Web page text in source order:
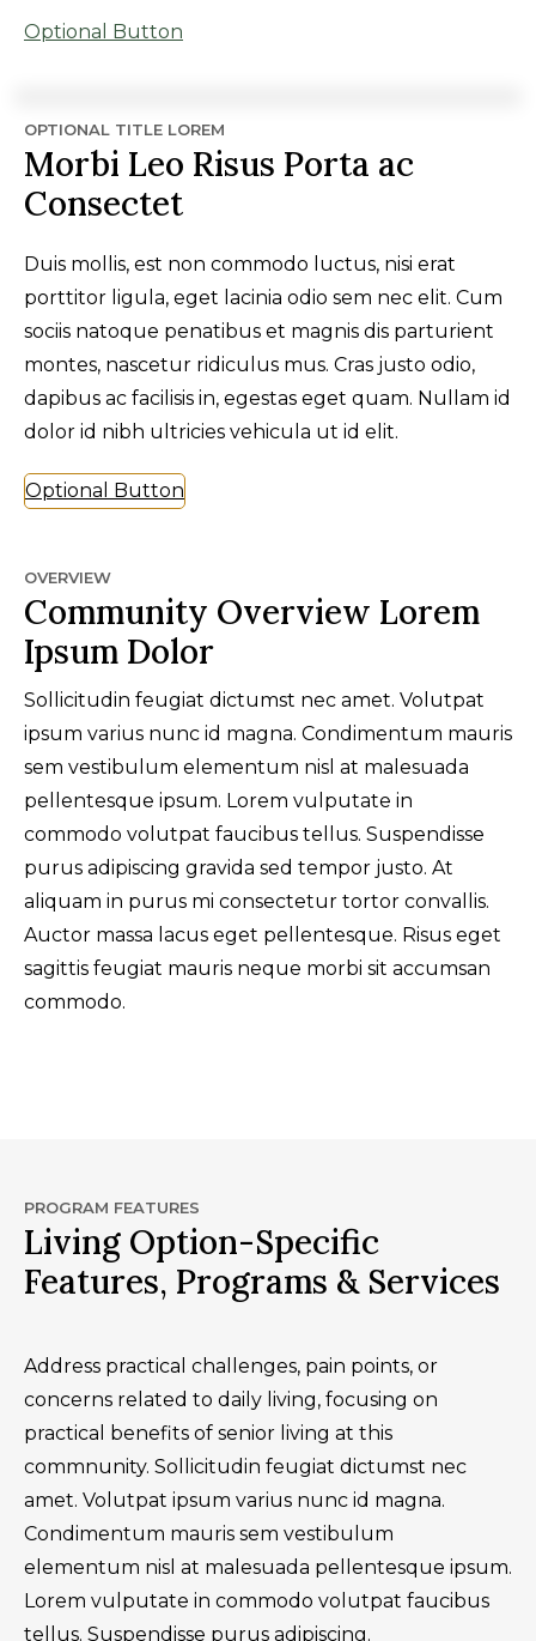
Optional Button
OPTIONAL TITLE LOREM
Morbi Leo Risus Porta ac
Consectet
Duis mollis, est non commodo luctus, nisi erat
porttitor ligula, eget lacinia odio sem nec elit. Cum
sociis natoque penatibus et magnis dis parturient
montes, nascetur ridiculus mus. Cras justo odio,
dapibus ac facilisis in, egestas eget quam. Nullam id
dolor id nibh ultricies vehicula ut id elit.
Optional Button
OVERVIEW
Community Overview Lorem
Ipsum Dolor
Sollicitudin feugiat dictumst nec amet. Volutpat
ipsum varius nunc id magna. Condimentum mauris
sem vestibulum elementum nisl at malesuada
pellentesque ipsum. Lorem vulputate in
commodo volutpat faucibus tellus. Suspendisse
purus adipiscing gravida sed tempor justo. At
aliquam in purus mi consectetur tortor convallis.
Auctor massa lacus eget pellentesque. Risus eget
sagittis feugiat mauris neque morbi sit accumsan
commodo.
PROGRAM FEATURES
Living Option-Specific
Features, Programs & Services
Address practical challenges, pain points, or
concerns related to daily living, focusing on
practical benefits of senior living at this
commnunity. Sollicitudin feugiat dictumst nec
amet. Volutpat ipsum varius nunc id magna.
Condimentum mauris sem vestibulum
elementum nisl at malesuada pellentesque ipsum.
Lorem vulputate in commodo volutpat faucibus
tellus. Suspendisse purus adipiscing.